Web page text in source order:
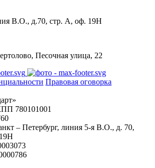
В.О., д.70, стр. А, оф. 19Н
Песочная улица, 22
Правовая оговорка
780101001
– Петербург, линия 5-я В.О., д. 70,